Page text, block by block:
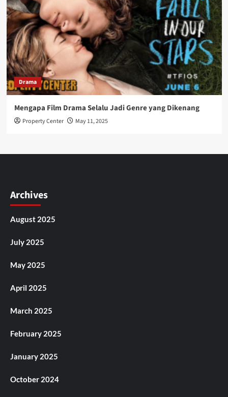
Drama
Mengapa Film Drama Selalu Jadi Genre yang Dikenang
Property Center May 11, 2025
Archives
August 2025
July 2025
May 2025
April 2025
March 2025
February 2025
January 2025
October 2024